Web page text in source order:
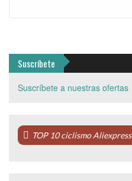
Suscríbete
Suscríbete a nuestras ofertas
TOP 10 ciclismo Aliexpress